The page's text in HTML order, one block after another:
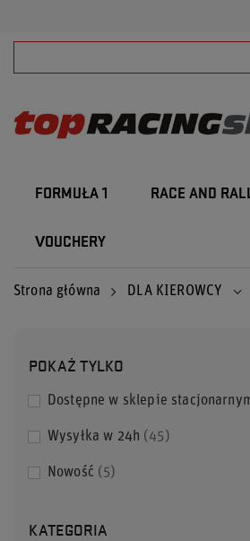
FORMUŁA 1 RACE AND
VOUCHERY
Strona główna DLA KIEROWCY
POKAŻ TYLKO
Dostępne w sklepie
Wysyłka w 24h 45
Nowość 5
KATEGORIA